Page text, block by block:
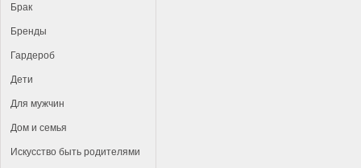
Брак
Бренды
Гардероб
Дети
Для мужчин
Дом и семья
Искусство быть родителями